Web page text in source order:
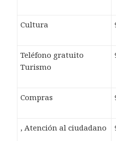
Cultura
Teléfono gratuito
Turismo
Compras
, Atención al ciudadano